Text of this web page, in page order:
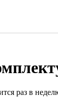
раз в